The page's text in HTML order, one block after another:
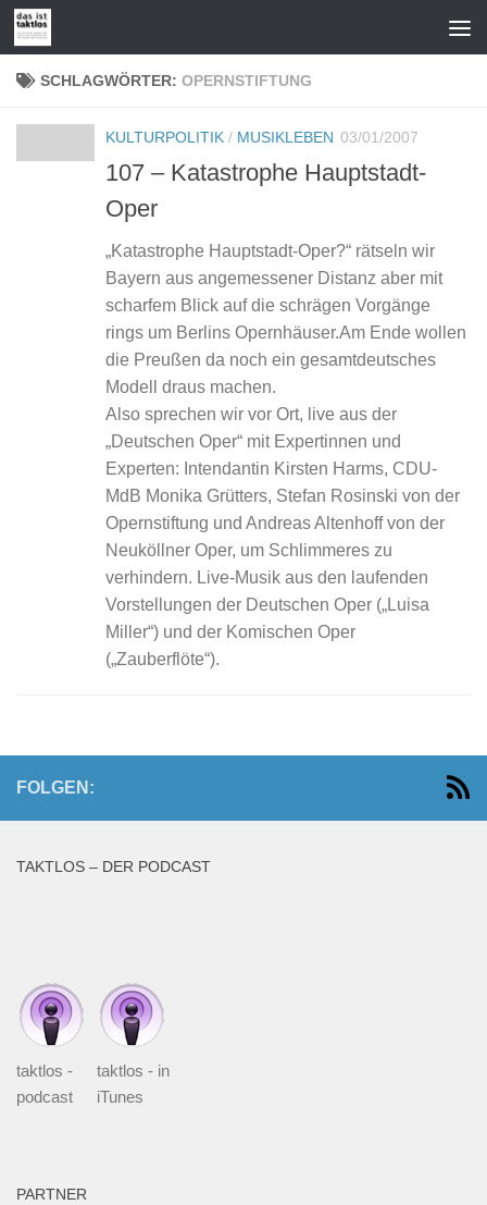
Zum Inhalt springen
SCHLAGWÖRTER: OPERNSTIFTUNG
KULTURPOLITIK / MUSIKLEBEN 03/01/2007
107 – Katastrophe Hauptstadt-
Oper
„Katastrophe Hauptstadt-Oper?“ rätseln wir
Bayern aus angemessener Distanz aber mit
scharfem Blick auf die schrägen Vorgänge
rings um Berlins Opernhäuser.Am Ende wollen
die Preußen da noch ein gesamtdeutsches
Modell draus machen.
Also sprechen wir vor Ort, live aus der
„Deutschen Oper“ mit Expertinnen und
Experten: Intendantin Kirsten Harms, CDU-
MdB Monika Grütters, Stefan Rosinski von der
Opernstiftung und Andreas Altenhoff von der
Neuköllner Oper, um Schlimmeres zu
verhindern. Live-Musik aus den laufenden
Vorstellungen der Deutschen Oper („Luisa
Miller“) und der Komischen Oper
(„Zauberflöte“).
FOLGEN:
TAKTLOS – DER PODCAST
taktlos -
podcast
taktlos - in
iTunes
PARTNER